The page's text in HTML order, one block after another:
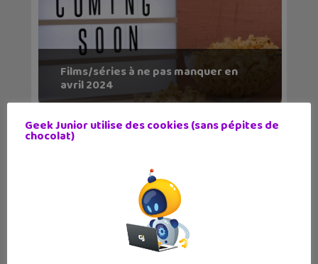
Films/séries à ne pas manquer en
avril 2024
Geek Junior utilise des cookies (sans pépites de
chocolat)